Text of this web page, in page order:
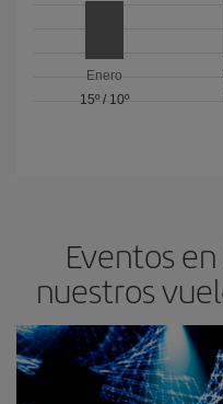
Enero
15º/ 10º
Eventos
nuestros